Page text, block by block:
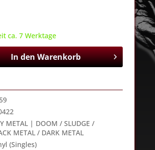
ca. 7 Werktage
In denWarenkorb
METAL | DOOM / SLUDGE /
METAL / DARK METAL
(Singles)